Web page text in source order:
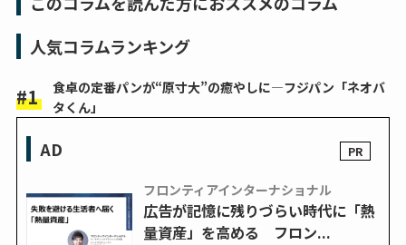
人気コラムランキング
食卓の定番パンが“原寸大”の癒やしに―フジパン「ネオバ
タくん」
AD
フロンティアインターナショナル
広告が記憶に残りづらい時代に「熱
量資産」を高める フロン...